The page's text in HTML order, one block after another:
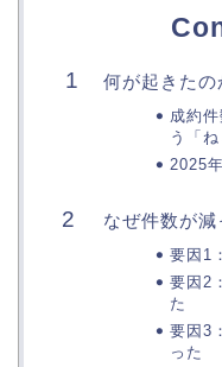
何が起きた
成約
う「ね
2025
なぜ件数が
要因1
要因2
た
要因3
った